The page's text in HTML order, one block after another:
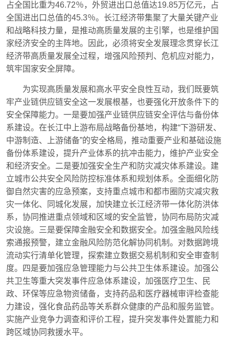
占全国比重为46.72％，外贸进出口总值达19.85万亿元，占
全国进出口总值的45.3％。长江经济带集聚了大量关键产业
和战略科技力量，是推动高质量发展的主引擎，也是维护国
家经济安全的主阵地。因此，必须将安全发展理念贯穿长江
经济带高质量发展全过程，增强风险预判、危机应对能力，
筑牢国家安全屏障。
为实现高质量发展和高水平安全良性互动，我们既要筑
牢产业链供应链安全这一发展根基，也要强化开放条件下的
安全保障能力。一是要加强产业链供应链安全评估与备份体
系建设。在长江中上游布局战略备份基地，构建“下游研发、
中游制造、上游储备”的安全格局，推动重要产业和基础设施
备份体系建设，提升产业体系的抗冲击能力，维护产业安全
和经济安全。二是要加强安全生产和防灾减灾体系建设。建
立城市公共安全风险防控标准体系和规划体系。全面细化防
御自然灾害的应急预案，支持重点城市和都市圈防灾减灾救
灾一体化、同城化发展，加快建立长江经济带一体化防洪体
系，协同推进重点领域和区域的安全监管，协同布局防灾减
灾设施。三是要保障金融安全和数据安全。加强金融风险线
索通报预警，建立金融风险防范化解协同机制。对数据跨境
流动实行清单化管理，探索建立数据交易机制和安全审查制
度。四是要加强应急管理能力与公共卫生体系建设。加强公
共卫生等重大突发事件应急体系建设，加强医疗卫生、民
政、环保等应急物资储备，支持药品和医疗器械审评检查能
力建设，强化食品药品等关系群众健康的产品和服务监管。
实施产业竞争力调查和评价工程，提升突发事件处置能力和
跨区域协同救援水平。